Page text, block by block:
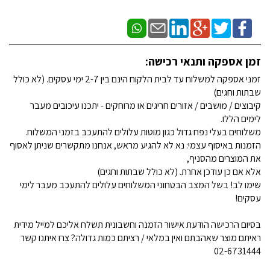
זמן אספקה ותנאי רכישה:
זמני אספקה למשלוח עד לבית הלקוח הינם בין 2-7 ימי עסקים. (לא כולל
שבתות וחגים)
קיבוצים / מושבים / אזורים חריגים או מרוחקים - יתכנו עיכובים מעבר
לימים הללו.
משלוחים בעלי נפח גדול כגון מוטות עלולים להתעכב בזמני המשלוח.
הזמנות באיסוף עצמי: נא לא להגיע מראש, אנחנו מתקשרים שניתן לאסוף
את המוצרים מהסניף,
אלא אם כן עודכן אחרת. (לא כולל שבתות וחגים)
שימו לב! בשל המצב הבטחוני המשלוחים עלולים להתעכב מעבר לימי
עסקים!
בסיום הרכישה הודעת אישור הזמנה וחשבונית תשלח אליכם למייל מידית
ראיתם מוצר שאהבתם ואין במלאי / רציתם כמות גדולה? צרו איתנו קשר
02-6731444